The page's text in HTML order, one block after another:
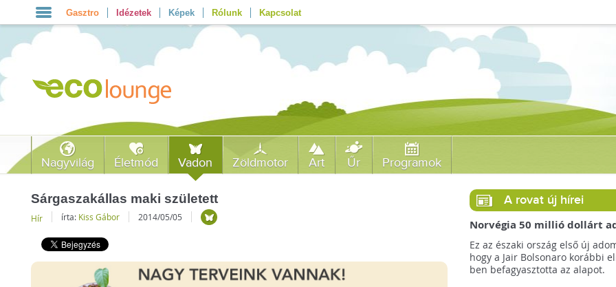
Gasztro Idézetek Képek Rólunk Kapcsolat
Nagyvilág Életmód Vadon Zöldmotor Art Űr Programok
Sárgaszakállas maki született
Hír írta: Kiss Gábor 2014/05/05
A rovat új hírei
Norvégia 50 millió dollárt
a brazil Amazonas-alapnak a
erdőirtás miatt
Ez az északi ország első új
hogy a Jair Bolsonaro korábbi
ben befagyasztotta az alapot.